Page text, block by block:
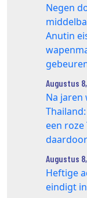
Negen
Anutin
Augustus
Na jaren
een
Augustus
Heftige
eindigt in